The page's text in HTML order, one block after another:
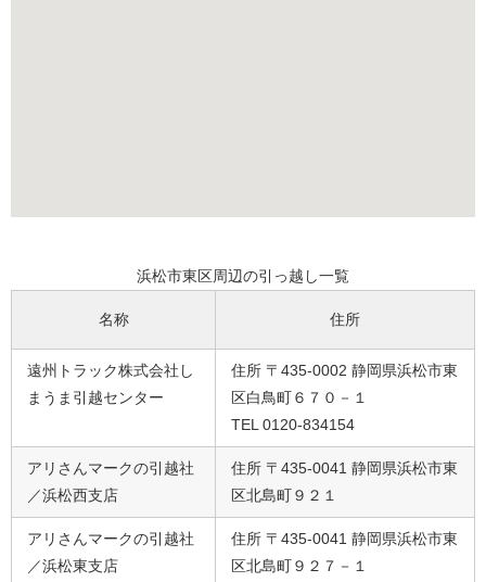
浜松市東区周辺の引っ越し一覧
名称 住所
遠州トラック株式会社し
まうま引越センター
住所 〒435-0002 静岡県浜松市東
区白鳥町６７０－１
TEL 0120-834154
アリさんマークの引越社
／浜松西支店
住所 〒435-0041 静岡県浜松市東
区北島町９２１
アリさんマークの引越社
／浜松東支店
住所 〒435-0041 静岡県浜松市東
区北島町９２７－１